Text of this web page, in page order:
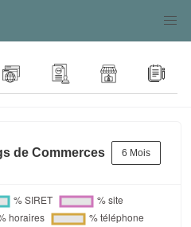
de Commerces 6 Mois